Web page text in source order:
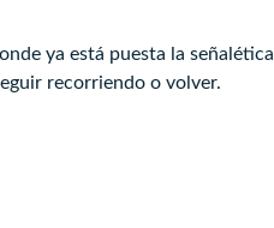
ya está puesta la señalética
recorriendo o volver.